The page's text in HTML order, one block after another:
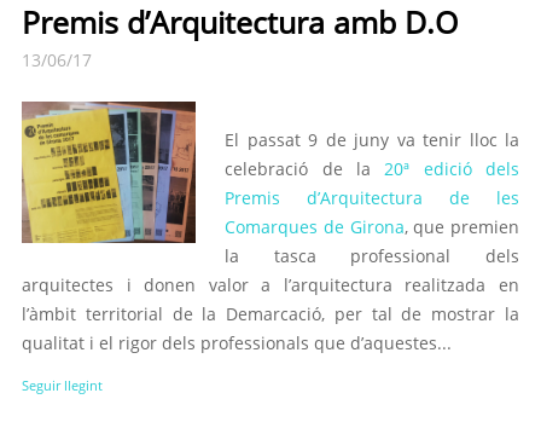
Premis d’Arquitectura amb D.O
13/06/17
El passat 9 de juny va tenir lloc la
celebració de la20ª edició dels
Premis d’Arquitectura de les
Comarques de Girona, que premien
la tasca professional dels
arquitectes i donen valor a l’arquitectura realitzada en
l’àmbit territorial de la Demarcació, per tal de mostrar la
qualitat i el rigor dels professionals que d’aquestes...
Seguir llegint